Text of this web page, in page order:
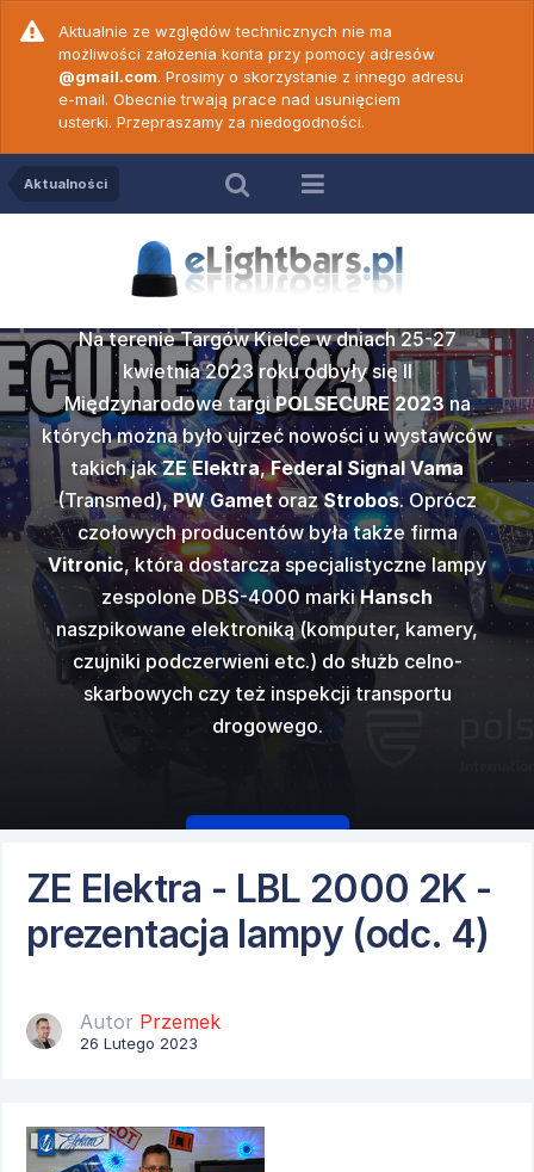
Aktualnie ze względów technicznych nie ma
możliwości założenia konta przy pomocy adresów
@gmail.com. Prosimy o skorzystanie z innego adresu
e-mail. Obecnie trwają prace nad usunięciem
usterki. Przepraszamy za niedogodności.
Aktualności
18 -
N ver
jednym z
dźwięków
N ver Eod
19 -
do
prawidłową
się na
Code 3w
europejski...
w Kielcach
tego
służb
obfitowała w
i
Relacja z POLSECURE
2023
Na terenie Targów Kielce w dniach 25-27
kwietnia 2023 roku odbyły się II
Międzynarodowe targiPOLSECURE 2023 na
których można było ujrzeć nowości u wystawców
takich jakZE Elektra,Federal Signal Vama
(Transmed),PW GametorazStrobos. Oprócz
czołowych producentów była także firma
Vitronic, która dostarcza specjalistyczne lampy
zespolone DBS-4000 markiHansch
naszpikowane elektroniką (komputer, kamery,
czujniki podczerwieni etc.) do służb celno-
skarbowych czy też inspekcji transportu
drogowego.
ZE
Popularna
2000marki
wersji
może być
gazowego,
innych w
PW
Nadszedł
Wam
Po
ZE Elektra - LBL 2000 2K -
prezentacja lampy (odc. 4)
Autor Przemek
26 Lutego 2023